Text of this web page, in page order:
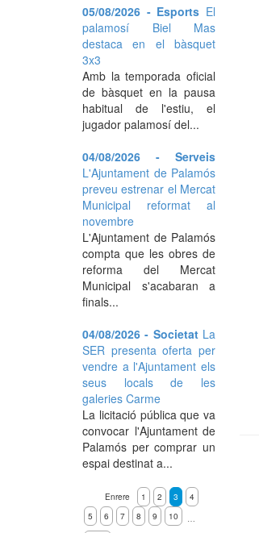
05/08/2026 - Esports El
palamosí Biel Mas
destaca en el bàsquet
3x3
Amb la temporada oficial
de bàsquet en la pausa
habitual de l'estiu, el
jugador palamosí del...
04/08/2026 - Serveis
L'Ajuntament de Palamós
preveu estrenar el Mercat
Municipal reformat al
novembre
L'Ajuntament de Palamós
compta que les obres de
reforma del Mercat
Municipal s'acabaran a
finals...
04/08/2026 - Societat La
SER presenta oferta per
vendre a l'Ajuntament els
seus locals de les
galeries Carme
La licitació pública que va
convocar l'Ajuntament de
Palamós per comprar un
espai destinat a...
Enrere 1 2 3
4
5
6 7 8 9 10 …